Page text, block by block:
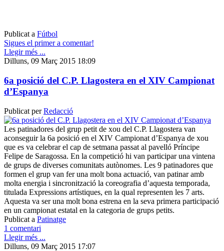
Publicat a Fútbol
Sigues el primer a comentar!
Llegir més ...
Dilluns, 09 Març 2015 18:09
6a posició del C.P. Llagostera en el XIV Campionat
d’Espanya
Publicat perRedacció
Les patinadores del grup petit de xou del C.P. Llagostera van
aconseguir la 6a posició en el XIV Campionat d’Espanya de xou
que es va celebrar el cap de setmana passat al pavelló Príncipe
Felipe de Saragossa. En la competició hi van participar una vintena
de grups de diverses comunitats autònomes. Les 9 patinadores que
formen el grup van fer una molt bona actuació, van patinar amb
molta energia i sincronització la coreografia d’aquesta temporada,
titulada Expressions artístiques, en la qual representen les 7 arts.
Aquesta va ser una molt bona estrena en la seva primera participació
en un campionat estatal en la categoria de grups petits.
Publicat a Patinatge
1 comentari
Llegir més ...
Dilluns, 09 Març 2015 17:07